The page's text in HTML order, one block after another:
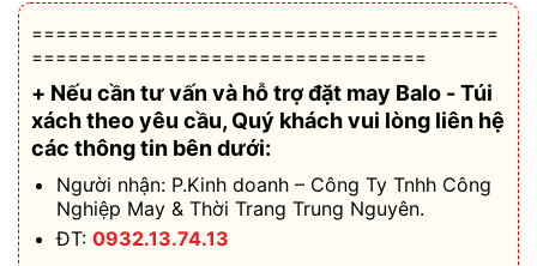
=======================================
=================================
+ Nếu cần tư vấn và hỗ trợđặt may Balo - Túi
xách theo yêu cầu, Quý khách vui lòng liên hệ
các thông tin bên dưới:
Người nhận: P.Kinh doanh – Công Ty Tnhh Công
Nghiệp May & Thời Trang Trung Nguyên.
ĐT: 0932.13.74.13